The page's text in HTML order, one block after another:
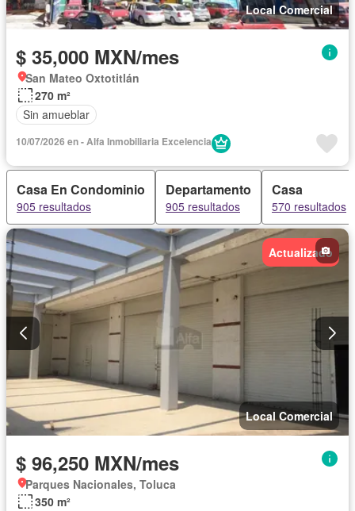
Local Comercial
$ 35,000 MXN/mes
San Mateo Oxtotitlán
270 m²
Sin amueblar
10/07/2026 en - Alfa Inmobiliaria Excelencia
Casa En Condominio
905 resultados
Departamento
905 resultados
Casa
570 resultados
Actualizado
Local Comercial
$ 96,250 MXN/mes
Parques Nacionales, Toluca
350 m²